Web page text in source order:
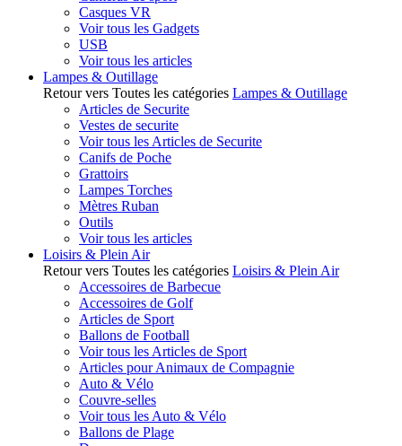
Casques VR
Voir tous les Gadgets
USB
Voir tous les articles
Lampes & Outillage
Retour vers Toutes les catégories Lampes & Outillage
Articles de Securite
Vestes de securite
Voir tous les Articles de Securite
Canifs de Poche
Grattoirs
Lampes Torches
Mètres Ruban
Outils
Voir tous les articles
Loisirs & Plein Air
Retour vers Toutes les catégories Loisirs & Plein Air
Accessoires de Barbecue
Accessoires de Golf
Articles de Sport
Ballons de Football
Voir tous les Articles de Sport
Articles pour Animaux de Compagnie
Auto & Vélo
Couvre-selles
Voir tous les Auto & Vélo
Ballons de Plage